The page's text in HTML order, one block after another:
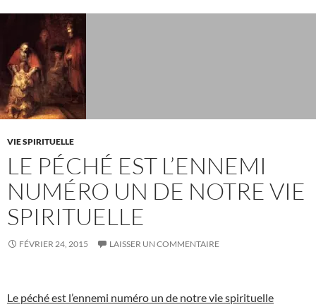
VIE SPIRITUELLE
LE PÉCHÉ EST L’ENNEMI
NUMÉRO UN DE NOTRE VIE
SPIRITUELLE
FÉVRIER 24, 2015 LAISSER UN COMMENTAIRE
Le péché est l’ennemi numéro un de notre vie spirituelle